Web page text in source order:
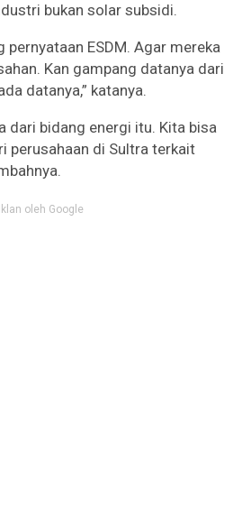
bukan solar subsidi.
pernyataan ESDM. Agar mereka
Kan gampang datanya dari
datanya,” katanya.
dari bidang energi itu. Kita bisa
perusahaan di Sultra terkait
Iklan oleh Google